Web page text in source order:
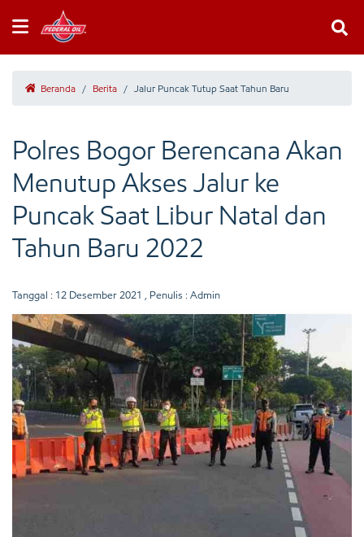
Beranda / Berita / Jalur Puncak Tutup Saat Tahun Baru
Polres Bogor Berencana Akan
Menutup Akses Jalur ke
Puncak Saat Libur Natal dan
Tahun Baru 2022
Tanggal : 12 Desember 2021 , Penulis : Admin